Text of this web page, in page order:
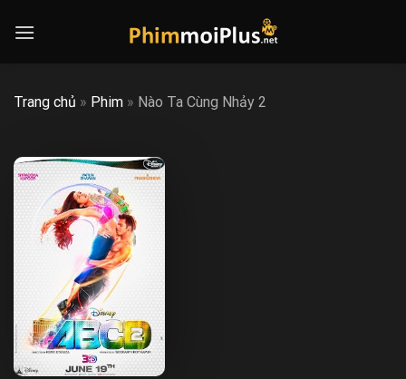
Trang chủ » Phim » Nào Ta Cùng Nhảy 2